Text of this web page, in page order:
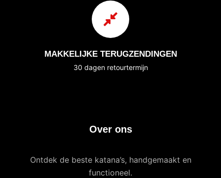
MAKKELIJKE TERUGZENDINGEN
30 dagen retourtermijn
Over ons
Ontdek de beste katana’s, handgemaakt en
functioneel.